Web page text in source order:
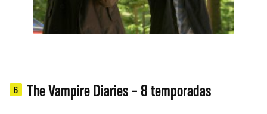
6 The Vampire Diaries – 8 temporadas